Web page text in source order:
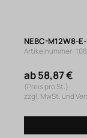
NEBC-M12W8-
Artikelnummer:
ab 58,87 €
(Preis pro St.)
zzgl. MwSt. und